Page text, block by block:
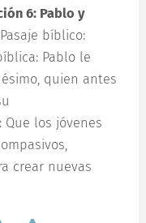
6: Pablo y
bíblico:
Pablo le
quien antes
los jóvenes
crear nuevas